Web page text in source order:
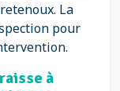
La
pour
à